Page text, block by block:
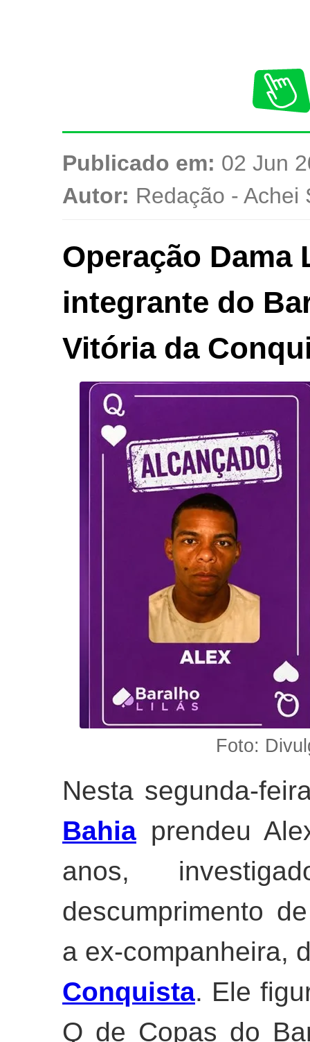
Publicado em: 02 Jun
Autor: Redação - Achei
Operação Dama
integrante do
Vitória da
Foto:
Nesta segunda-
Bahia prendeu
anos,
descumprimento
a ex-companheira,
Conquista. Ele
Q de Copas do